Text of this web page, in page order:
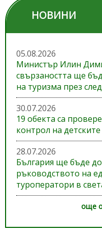
НОВИНИ
05.08.2026
Министър Илин
свързаността ще
на туризма през
30.07.2026
19 обекта са
контрол на
28.07.2026
България ще бъде
ръководството на
туроператори в
още